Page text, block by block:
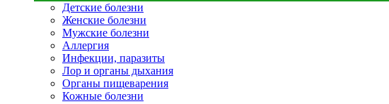
Детские болезни
Женские болезни
Мужские болезни
Аллергия
Инфекции, паразиты
Лор и органы дыхания
Органы пищеварения
Кожные болезни